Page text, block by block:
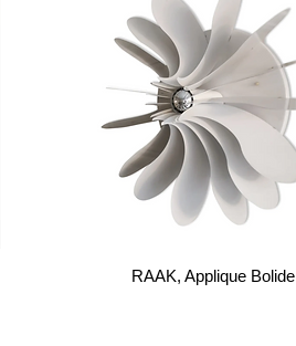
RAAK, Applique Bolide